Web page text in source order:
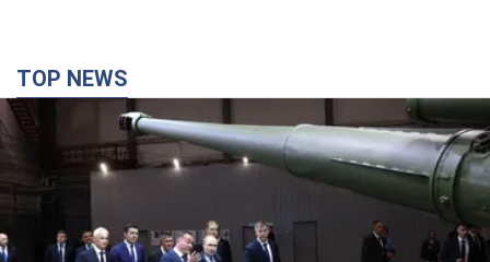
TOP NEWS